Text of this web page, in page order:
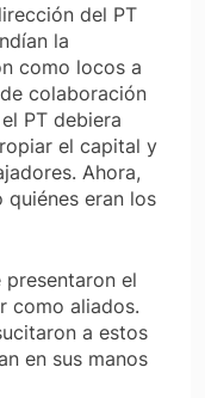
del PT
la
como locos a
colaboración
PT debiera
el capital y
Ahora,
eran los
el
como aliados.
a estos
en sus manos